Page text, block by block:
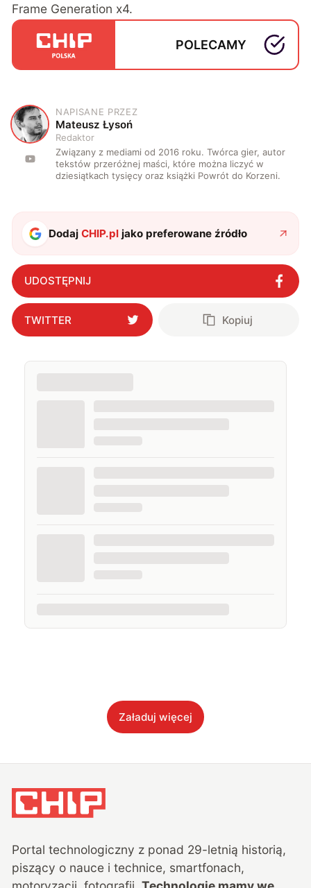
Frame Generation x4.
POLECAMY
M
NAPISANE PRZEZ
Mateusz Łysoń
Redaktor
Związany z mediami od 2016 roku. Twórca gier, autor
tekstów przeróżnej maści, które można liczyć w
dziesiątkach tysięcy oraz książki Powrót do Korzeni.
DodajCHIP.pl jako preferowane źródło
UDOSTĘPNIJ
TWITTER Kopiuj
Załaduj więcej
Portal technologiczny z ponad 29-letnią historią,
piszący o nauce i technice, smartfonach,